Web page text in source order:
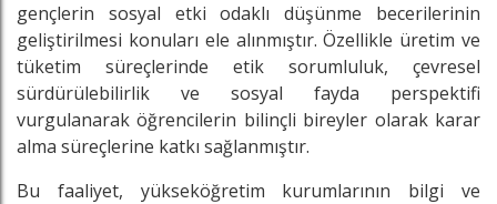
gençlerin sosyal etki odaklı düşünme becerilerinin
geliştirilmesi konuları ele alınmıştır. Özellikle üretim ve
tüketim süreçlerinde etik sorumluluk, çevresel
sürdürülebilirlik ve sosyal fayda perspektifi
vurgulanarak öğrencilerin bilinçli bireyler olarak karar
alma süreçlerine katkı sağlanmıştır.
Bu faaliyet, yükseköğretim kurumlarının bilgi ve